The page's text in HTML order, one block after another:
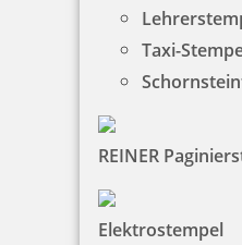
Taxi-
REINER
Elektrostempel
Smartpen Heri 3307